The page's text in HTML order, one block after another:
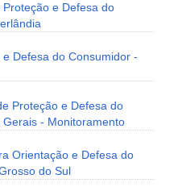
e Defesa do
Defesa do Consumidor -
Proteção e Defesa do
- Monitoramento
Orientação e Defesa do
do Sul